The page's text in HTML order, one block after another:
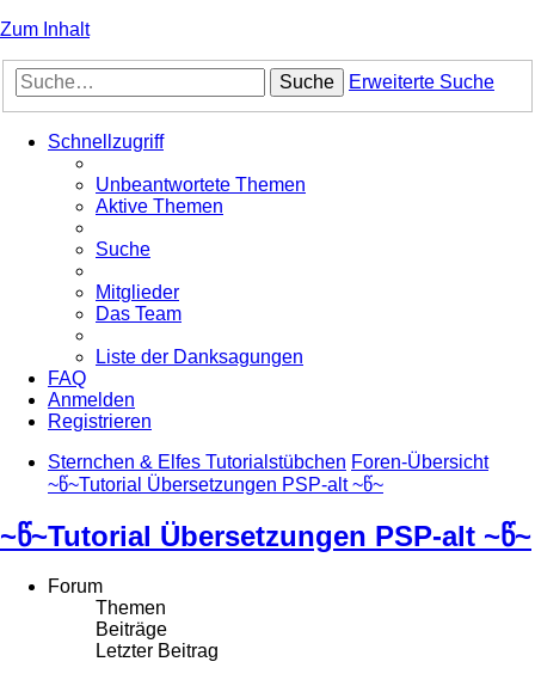
Zum Inhalt
Suche Erweiterte Suche
Schnellzugriff
Unbeantwortete Themen
Aktive Themen
Suche
Mitglieder
Das Team
Liste der Danksagungen
FAQ
Anmelden
Registrieren
Sternchen & Elfes Tutorialstübchen Foren-Übersicht
~წ~Tutorial Übersetzungen PSP-alt ~წ~
~წ~Tutorial Übersetzungen PSP-alt ~წ~
Forum
Themen
Beiträge
Letzter Beitrag